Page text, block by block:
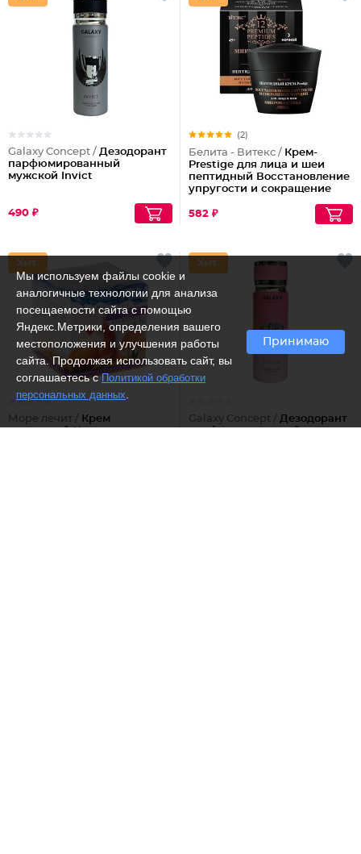
Galaxy Concept / Дезодорант
парфюмированный
мужской Invict
490 ₽
(2)
Белита - Витекс / Крем-
Prestige для лица и шеи
пептидный Восстановление
упругости и сокращение
582 ₽
Море лечит / Крем
улиточный Как вернуть
Galaxy Concept / Дезодорант
парфюмированный
Мы используем файлы cookie и
аналогичные технологии для анализа
посещаемости сайта с помощью
Яндекс.Метрики, определения вашего
местоположения и улучшения работы
сайта. Продолжая использовать сайт, вы
соглашаетесь сПолитикой обработки
персональных данных
Принимаю